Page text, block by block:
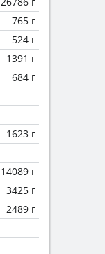
765 г
524 г
1391 г
684 г
1623 г
14089 г
3425 г
2489 г